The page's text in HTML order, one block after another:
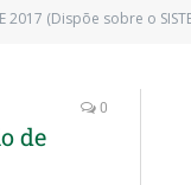
o SISTEMA ÚNICO DE
de
0